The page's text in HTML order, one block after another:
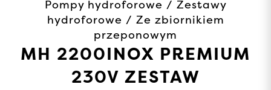
Pompy hydroforowe / Zestawy
hydroforowe / Ze zbiornikiem
przeponowym
MH 2200INOX PREMIUM
230V ZESTAW